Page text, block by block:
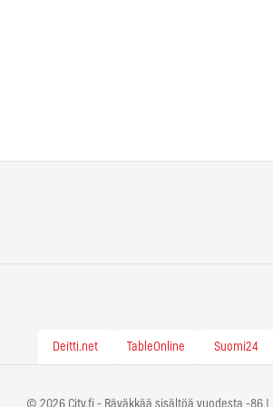
Deitti.net TableOnline Suomi24